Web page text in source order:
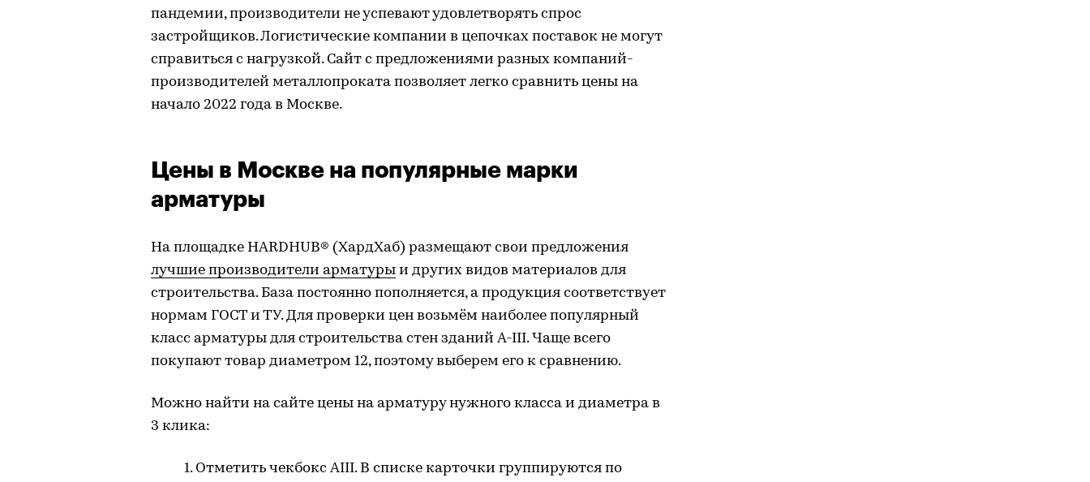
пандемии, производители не успевают удовлетворять спрос
застройщиков. Логистические компании в цепочках поставок не могут
справиться с нагрузкой. Сайт с предложениями разных компаний-
производителей металлопроката позволяет легко сравнить цены на
начало 2022 года в Москве.
Цены в Москве на популярные марки
арматуры
На площадке HARDHUB® (ХардХаб) размещают свои предложения
лучшие производители арматуры и других видов материалов для
строительства. База постоянно пополняется, а продукция соответствует
нормам ГОСТ и ТУ. Для проверки цен возьмём наиболее популярный
класс арматуры для строительства стен зданий A-III. Чаще всего
покупают товар диаметром 12, поэтому выберем его к сравнению.
Можно найти на сайте цены на арматуру нужного класса и диаметра в
3 клика:
Отметить чекбокс AIII. В списке карточки группируются по